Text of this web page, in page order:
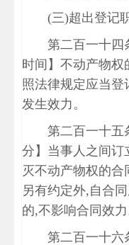
(三)超出登记
第二百一十
时间】不动产物权
照法律规定应当
发生效力。
第二百一十
分】当事人之间订
灭不动产物权的合
另有约定外,自合
的,不影响合同效力
第二百一十